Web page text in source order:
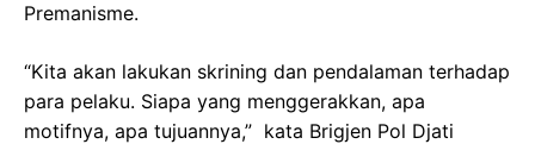
Premanisme.
“Kita akan lakukan skrining dan pendalaman terhadap
para pelaku. Siapa yang menggerakkan, apa
motifnya, apa tujuannya,” kata Brigjen Pol Djati